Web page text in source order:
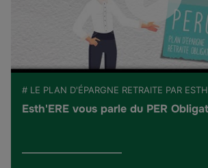
# LE PLAN D'ÉPARGNE RETRAITE PAR
Esth'ERE vous parle du PER